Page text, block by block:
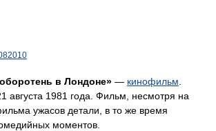
в Лондоне» — кинофильм
августа 1981 года. Фильм, несмотря на
ужасов детали, в то же время
моментов.